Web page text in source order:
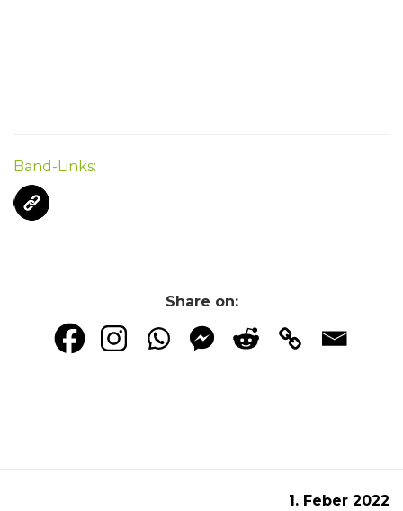
Band-Links:
Share on:
1. Feber 2022